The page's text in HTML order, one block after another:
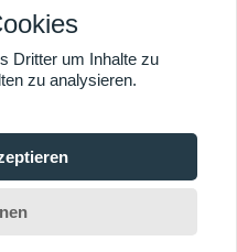
Bestimmungen
Technology Co. Ltd. E-Mail:
Dritter um Inhalte zu
zu analysieren.